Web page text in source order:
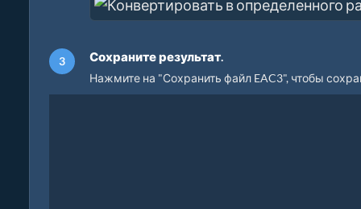
Сохраните результат.
Нажмите на "Сохранить файл EAC3", чтобы